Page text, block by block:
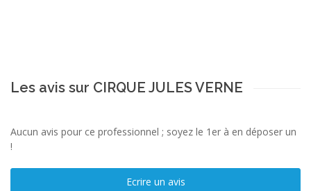
Les avis sur CIRQUE JULES VERNE
Aucun avis pour ce professionnel ; soyez le 1er à en déposer un
!
Ecrire un avis